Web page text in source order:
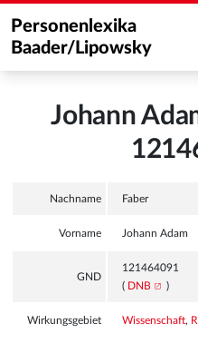
Personenlexika
Baader/Lipowsky
Johann
Nachname Faber
Vorname Johann Adam
GND
121464091
( DNB )
Wirkungsgebiet Wissenschaft,